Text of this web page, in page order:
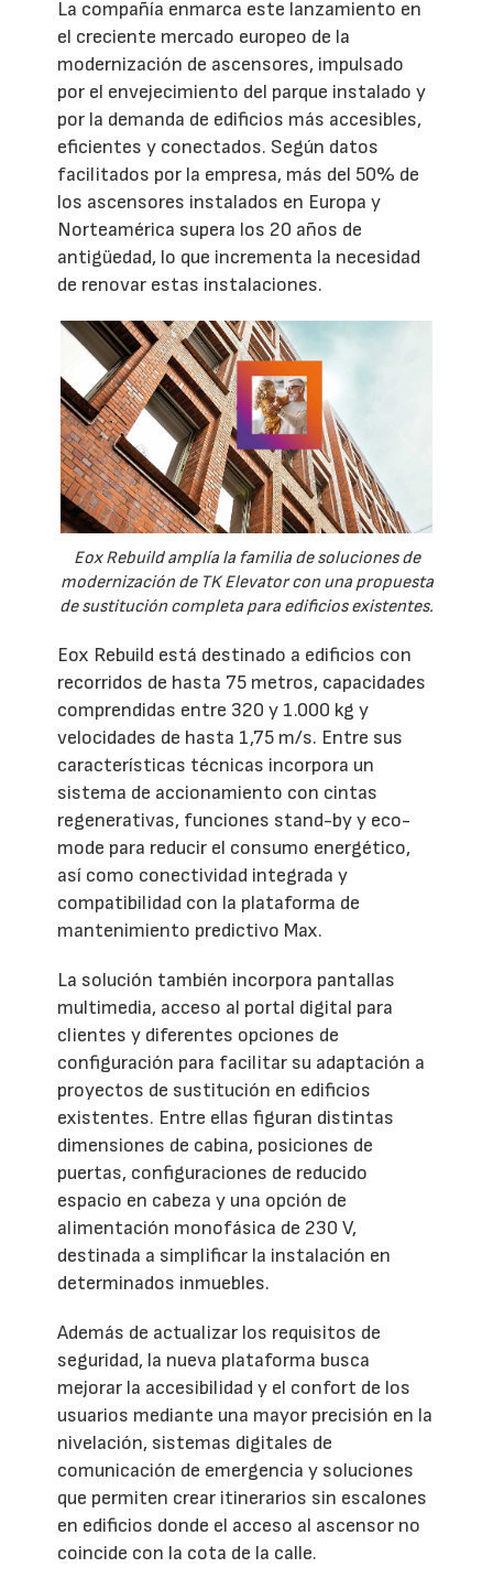
La compañía enmarca este lanzamiento en
el creciente mercado europeo de la
modernización de ascensores, impulsado
por el envejecimiento del parque instalado y
por la demanda de edificios más accesibles,
eficientes y conectados. Según datos
facilitados por la empresa, más del 50% de
los ascensores instalados en Europa y
Norteamérica supera los 20 años de
antigüedad, lo que incrementa la necesidad
de renovar estas instalaciones.
Eox Rebuild amplía la familia de soluciones de
modernización de TK Elevator con una propuesta
de sustitución completa para edificios existentes.
Eox Rebuild está destinado a edificios con
recorridos de hasta 75 metros, capacidades
comprendidas entre 320 y 1.000 kg y
velocidades de hasta 1,75 m/s. Entre sus
características técnicas incorpora un
sistema de accionamiento con cintas
regenerativas, funciones stand-by y eco-
mode para reducir el consumo energético,
así como conectividad integrada y
compatibilidad con la plataforma de
mantenimiento predictivo Max.
La solución también incorpora pantallas
multimedia, acceso al portal digital para
clientes y diferentes opciones de
configuración para facilitar su adaptación a
proyectos de sustitución en edificios
existentes. Entre ellas figuran distintas
dimensiones de cabina, posiciones de
puertas, configuraciones de reducido
espacio en cabeza y una opción de
alimentación monofásica de 230 V,
destinada a simplificar la instalación en
determinados inmuebles.
Además de actualizar los requisitos de
seguridad, la nueva plataforma busca
mejorar la accesibilidad y el confort de los
usuarios mediante una mayor precisión en la
nivelación, sistemas digitales de
comunicación de emergencia y soluciones
que permiten crear itinerarios sin escalones
en edificios donde el acceso al ascensor no
coincide con la cota de la calle.